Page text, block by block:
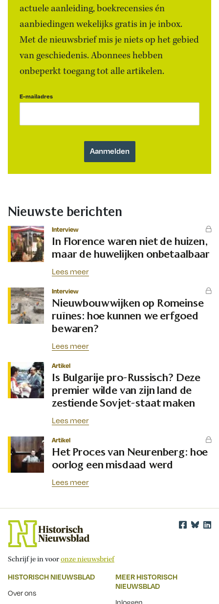
actuele aanleiding, boekrecensies én
aanbiedingen wekelijks gratis in je inbox.
Met de nieuwsbrief mis je niets op het gebied
van geschiedenis. Abonnees hebben
onbeperkt toegang tot alle artikelen.
E-mailadres
Nieuwste berichten
Interview
In Florence waren niet de huizen,
maar de huwelijken onbetaalbaar
Lees meer
Interview
Nieuwbouwwijken op Romeinse
ruïnes: hoe kunnen we erfgoed
bewaren?
Lees meer
Artikel
Is Bulgarije pro-Russisch? Deze
premier wilde van zijn land de
zestiende Sovjet-staat maken
Lees meer
Artikel
Het Proces van Neurenberg: hoe
oorlog een misdaad werd
Lees meer
Schrijf je in vooronze nieuwsbrief
HISTORISCH NIEUWSBLAD
Over ons
MEER HISTORISCH
NIEUWSBLAD
Inloggen